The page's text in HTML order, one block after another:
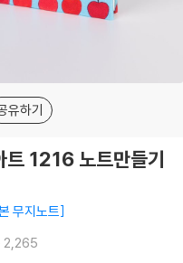
유하기
1216 노트만들기
무지노트
2,265